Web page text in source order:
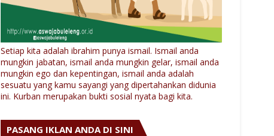
Setiap kita adalah ibrahim punya ismail. Ismail anda
mungkin jabatan, ismail anda mungkin gelar, ismail anda
mungkin ego dan kepentingan, ismail anda adalah
sesuatu yang kamu sayangi yang dipertahankan didunia
ini. Kurban merupakan bukti sosial nyata bagi kita.
PASANG IKLAN ANDA DI SINI